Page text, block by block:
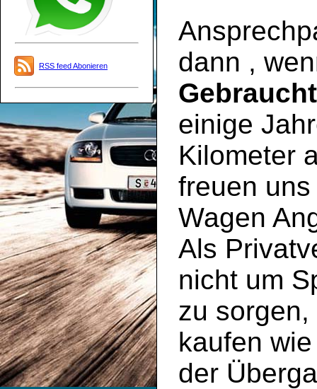
RSS feed Abonieren
dann ,
einige
Kilometer
freuen
Wagen
Als
nicht um
zu
kaufen
der